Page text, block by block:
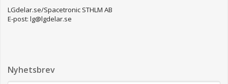
LGdelar.se/Spacetronic STHLM AB
E-post: lg@lgdelar.se
Nyhetsbrev